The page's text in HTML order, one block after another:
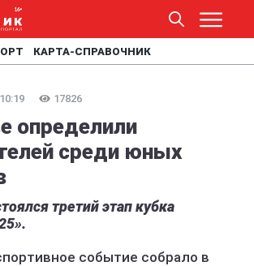
КАРТА-СПРАВОЧНИК
17826
определили
среди юных
третий этап кубка
событие собрало в